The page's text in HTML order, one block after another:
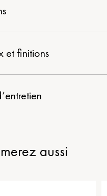
et finitions
aussi